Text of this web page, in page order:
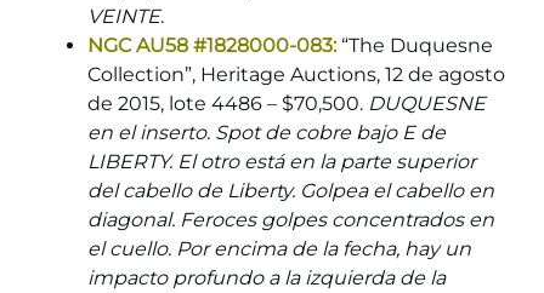
VEINTE.
NGC AU58 #1828000-083:“The Duquesne
Collection”, Heritage Auctions, 12 de agosto
de 2015, lote 4486 – $70,500. DUQUESNE
en el inserto. Spot de cobre bajo E de
LIBERTY. El otro está en la parte superior
del cabello de Liberty. Golpea el cabello en
diagonal. Feroces golpes concentrados en
el cuello. Por encima de la fecha, hay un
impacto profundo a la izquierda de la